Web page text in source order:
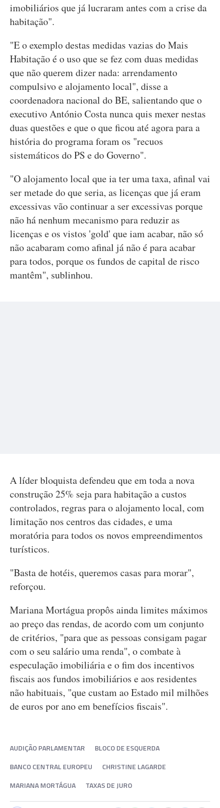
imobiliários que já lucraram antes com a crise da
habitação".
"E o exemplo destas medidas vazias do Mais
Habitação é o uso que se fez com duas medidas
que não querem dizer nada: arrendamento
compulsivo e alojamento local", disse a
coordenadora nacional do BE, salientando que o
executivo António Costa nunca quis mexer nestas
duas questões e que o que ficou até agora para a
história do programa foram os "recuos
sistemáticos do PS e do Governo".
"O alojamento local que ia ter uma taxa, afinal vai
ser metade do que seria, as licenças que já eram
excessivas vão continuar a ser excessivas porque
não há nenhum mecanismo para reduzir as
licenças e os vistos 'gold' que iam acabar, não só
não acabaram como afinal já não é para acabar
para todos, porque os fundos de capital de risco
mantêm", sublinhou.
A líder bloquista defendeu que em toda a nova
construção 25% seja para habitação a custos
controlados, regras para o alojamento local, com
limitação nos centros das cidades, e uma
moratória para todos os novos empreendimentos
turísticos.
"Basta de hotéis, queremos casas para morar",
reforçou.
Mariana Mortágua propôs ainda limites máximos
ao preço das rendas, de acordo com um conjunto
de critérios, "para que as pessoas consigam pagar
com o seu salário uma renda", o combate à
especulação imobiliária e o fim dos incentivos
fiscais aos fundos imobiliários e aos residentes
não habituais, "que custam ao Estado mil milhões
de euros por ano em benefícios fiscais".
AUDIÇÃO PARLAMENTAR
BLOCO DE ESQUERDA
BANCO CENTRAL EUROPEU
CHRISTINE LAGARDE
MARIANA MORTÁGUA
TAXAS DE JURO